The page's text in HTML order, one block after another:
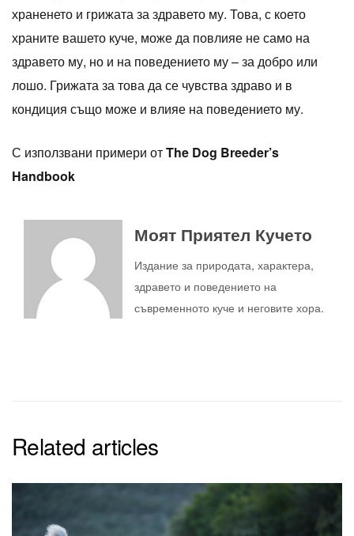
храненето и грижата за здравето му. Това, с което
храните вашето куче, може да повлияе не само на
здравето му, но и на поведението му – за добро или
лошо. Грижата за това да се чувства здраво и в
кондиция също може и влияе на поведението му.
С използвани примери отThe Dog Breeder’s
Handbook
Моят Приятел Кучето
Издание за природата, характера,
здравето и поведението на
съвременното куче и неговите хора.
Related articles